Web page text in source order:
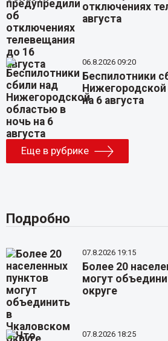
отключениях
августа
06.8.2026 09:20
Беспилотники
на 6 августа
Еще в рубрике
Подробно
07.8.2026 19:15
Более 20
могут
округе
07.8.2026 18:25